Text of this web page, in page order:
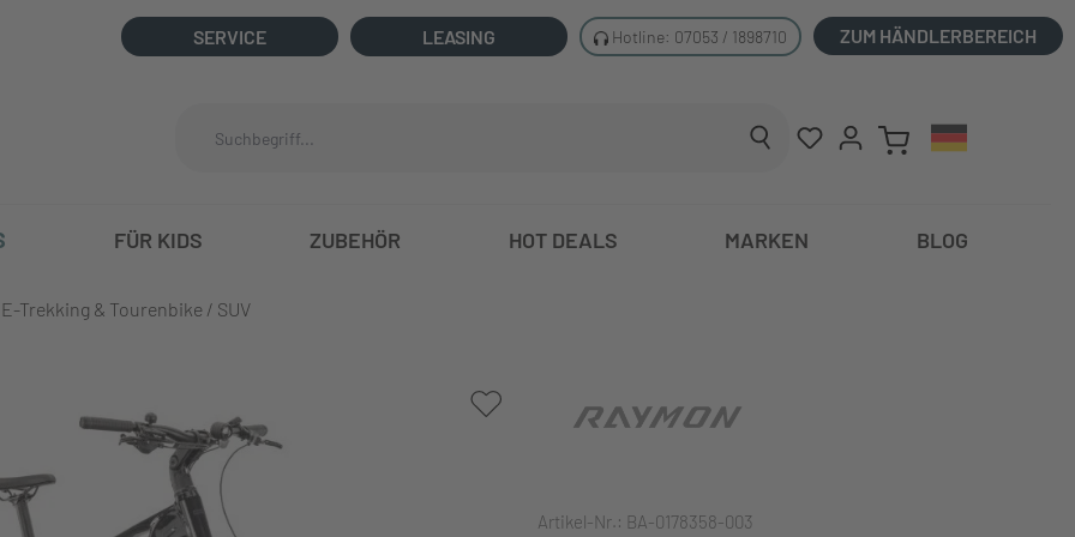
SERVICE LEASING Hotline: 07053 / 1898710 ZUM HÄNDLERBEREICH
FÜR KIDS ZUBEHÖR HOT DEALS MARKEN BLOG
E-Trekking & Tourenbike / SUV
Artikel-Nr.: BA-0178358-003